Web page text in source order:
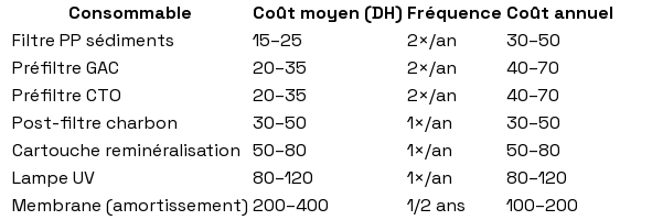
Consommable Coût moyen (DH) Fréquence Coût annuel
Filtre PP sédiments
15–25 2×/an
30–50
Préfiltre GAC
20–35 2×/an
40–70
Préfiltre CTO
20–35 2×/an
40–70
Post-filtre charbon
30–50 1×/an
30–50
Cartouche reminéralisation 50–80 1×/an
50–80
Lampe UV
80–120 1×/an
80–120
Membrane (amortissement) 200–400 1/2 ans
100–200